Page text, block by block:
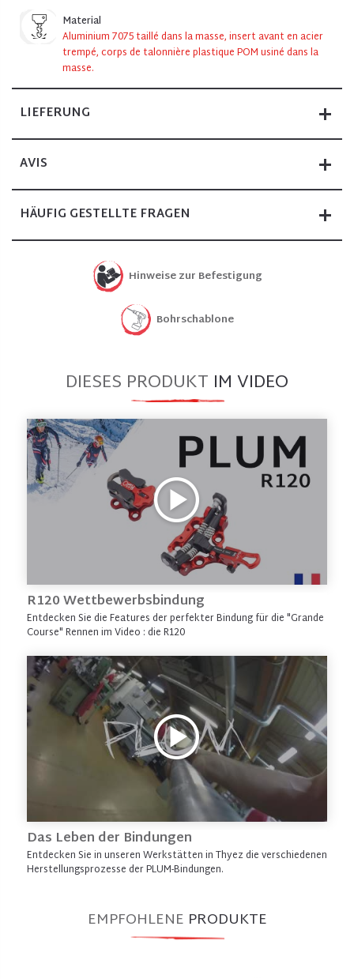
Material
Aluminium 7075 taillé dans la masse, insert avant en acier
trempé, corps de talonnière plastique POM usiné dans la
masse.
LIEFERUNG
AVIS
HÄUFIG GESTELLTE FRAGEN
Hinweise zur Befestigung
Bohrschablone
DIESES PRODUKT IM VIDEO
R120 Wettbewerbsbindung
Entdecken Sie die Features der perfekter Bindung für die "Grande
Course" Rennen im Video : die R120
Das Leben der Bindungen
Entdecken Sie in unseren Werkstätten in Thyez die verschiedenen
Herstellungsprozesse der PLUM-Bindungen.
EMPFOHLENE PRODUKTE